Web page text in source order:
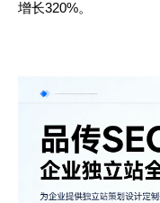
增长320%。